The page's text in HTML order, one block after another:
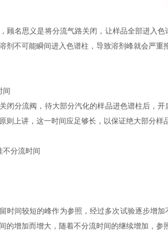
顾名思义是将分流气路关闭，让样品全部进入
剂不可能瞬间进入色谱柱，导致溶剂峰就会严重
间
闭分流阀，待大部分汽化的样品进色谱柱后，
则上讲，这一时间应足够长，以保证绝大部分
不分流时间
时间较短的峰作为参照，经过多次试验逐步增
的增加而增大，随着不分流时间的继续增加，